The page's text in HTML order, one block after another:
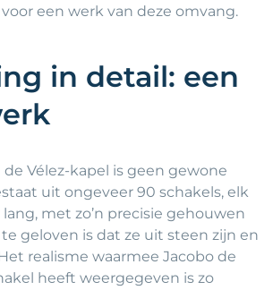
een werk van deze omvang.
in detail: een
Vélez-kapel is geen gewone
uit ongeveer 90 schakels, elk
met zo’n precisie gehouwen
geloven is dat ze uit steen zijn en
realisme waarmee Jacobo de
heeft weergegeven is zo